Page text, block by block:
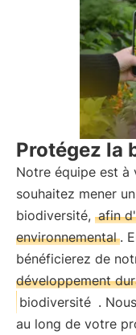
Protégez la
Notre équipe est
souhaitez mener
biodiversité, afin
environnemental .
bénéficierez de
développement
biodiversité .
au long de votre